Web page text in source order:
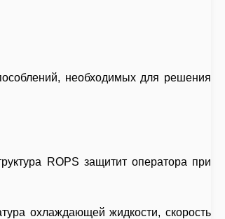
необходимых для решения
ROPS защитит оператора при
охлаждающей жидкости, скорость